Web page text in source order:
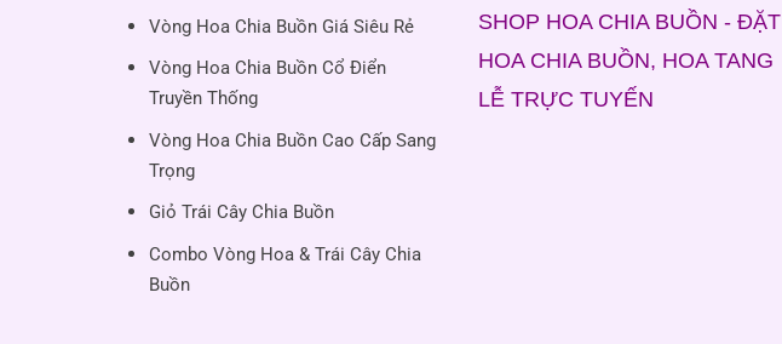
Vòng Hoa Chia Buồn Giá Siêu Rẻ
Vòng Hoa Chia Buồn Cổ Điển
Truyền Thống
Vòng Hoa Chia Buồn Cao Cấp Sang
Trọng
Giỏ Trái Cây Chia Buồn
Combo Vòng Hoa & Trái Cây Chia
Buồn
SHOP HOA CHIA BUỒN - ĐẶT
HOA CHIA BUỒN, HOA TANG
LỄ TRỰC TUYẾN